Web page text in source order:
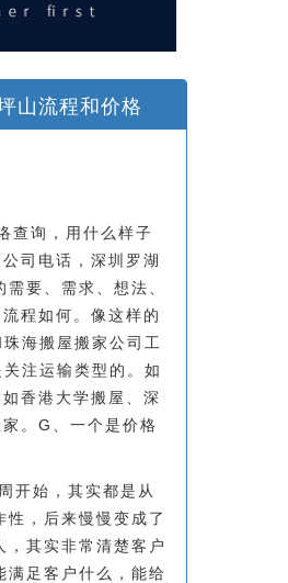
山流程和价格
查询，用什么样子
司电话，深圳罗湖
要、需求、想法、
程如何。像这样的
海搬屋搬家公司工
注运输类型的。如
香港大学搬屋、深
。G、一个是价格
开始，其实都是从
，后来慢慢变成了
，其实非常清楚客户
满足客户什么，能给